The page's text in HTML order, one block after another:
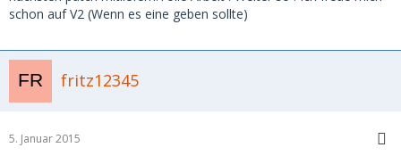
schon auf V2 (Wenn es eine geben sollte)
fritz12345
5. Januar 2015